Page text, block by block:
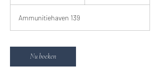
i
n
Ammunitiehaven 139
Nu boeken